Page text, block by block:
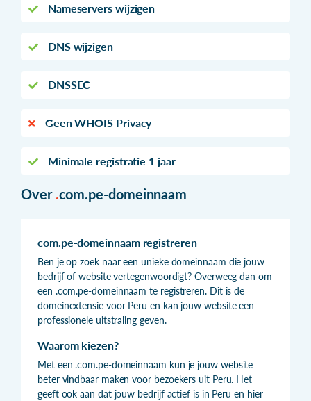
Nameservers wijzigen
DNS wijzigen
DNSSEC
Geen WHOIS Privacy
Minimale registratie 1 jaar
Over .com.pe-domeinnaam
com.pe-domeinnaam registreren
Ben je op zoek naar een unieke domeinnaam die jouw
bedrijf of website vertegenwoordigt? Overweeg dan om
een .com.pe-domeinnaam te registreren. Dit is de
domeinextensie voor Peru en kan jouw website een
professionele uitstraling geven.
Waarom kiezen?
Met een .com.pe-domeinnaam kun je jouw website
beter vindbaar maken voor bezoekers uit Peru. Het
geeft ook aan dat jouw bedrijf actief is in Peru en hier